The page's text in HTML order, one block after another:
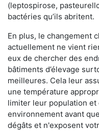
(leptospirose,
bactéries qu’ils abritent.
En plus, le changement
actuellement ne vient
eux de chercher des
bâtiments d’élevage
meilleures. Cela leur
une température
limiter leur population
environnement avant
dégâts et n'exposent